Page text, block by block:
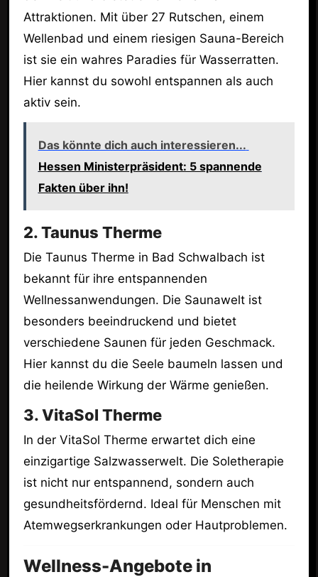
Attraktionen. Mit über 27 Rutschen, einem
Wellenbad und einem riesigen Sauna-Bereich
ist sie ein wahres Paradies für Wasserratten.
Hier kannst du sowohl entspannen als auch
aktiv sein.
Das könnte dich auch interessieren...
Hessen Ministerpräsident: 5 spannende
Fakten über ihn!
2. Taunus Therme
Die Taunus Therme in Bad Schwalbach ist
bekannt für ihre entspannenden
Wellnessanwendungen. Die Saunawelt ist
besonders beeindruckend und bietet
verschiedene Saunen für jeden Geschmack.
Hier kannst du die Seele baumeln lassen und
die heilende Wirkung der Wärme genießen.
3. VitaSol Therme
In der VitaSol Therme erwartet dich eine
einzigartige Salzwasserwelt. Die Soletherapie
ist nicht nur entspannend, sondern auch
gesundheitsfördernd. Ideal für Menschen mit
Atemwegserkrankungen oder Hautproblemen.
Wellness-Angebote in